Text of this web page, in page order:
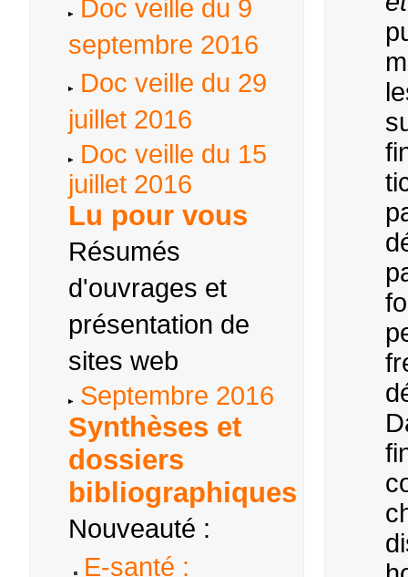
Doc veille du 9
septembre 2016
Doc veille du 29
juillet 2016
Doc veille du 15
juillet 2016
Lu pour vous
Résumés
d'ouvrages et
présentation de
sites web
Septembre 2016
Synthèses et
dossiers
bibliographiques
Nouveauté :
E-santé :